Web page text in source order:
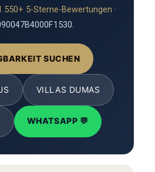
5-Sterne-Bewertungen ·
SUCHEN
VILLAS DUMAS
WHATSAPP 💬